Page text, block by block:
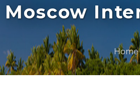
Moscow
Home